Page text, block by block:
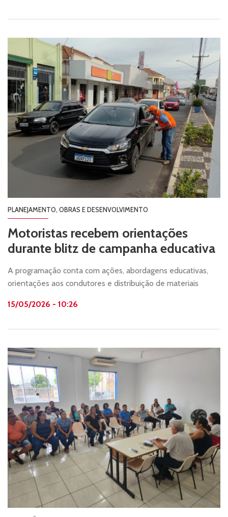
PLANEJAMENTO, OBRAS E DESENVOLVIMENTO
Motoristas recebem orientações
durante blitz de campanha educativa
A programação conta com ações, abordagens educativas,
orientações aos condutores e distribuição de materiais
no trânsito.
15/05/2026 - 10:26